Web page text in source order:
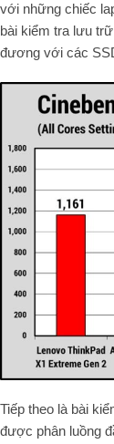
với những chiếc
bài kiểm tra lưu
đương với các
Tiếp theo là bài
được phân luồng